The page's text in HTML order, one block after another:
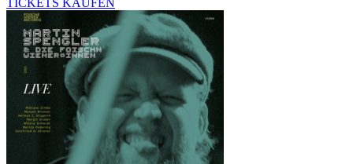
TICKETS KAUFEN